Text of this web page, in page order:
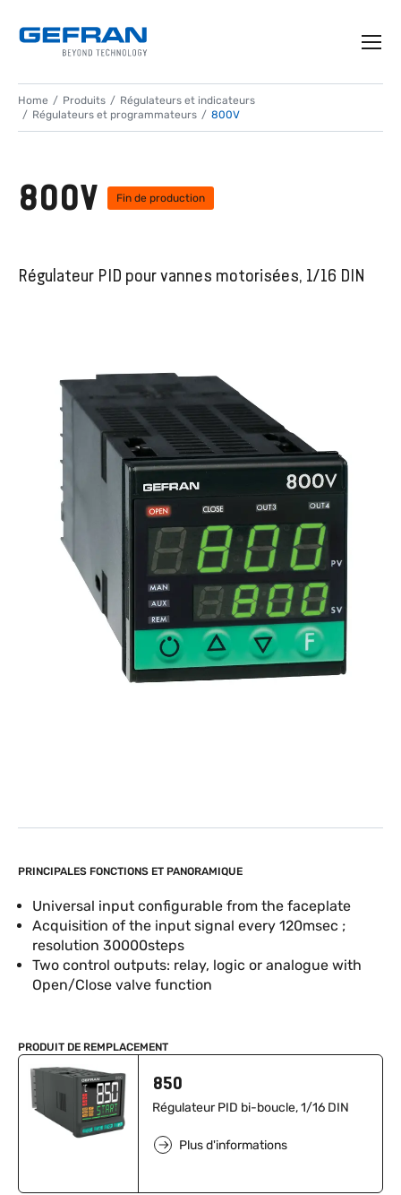
Home Produits
Régulateurs et indicateurs
Régulateurs et programmateurs
800V
800V Fin de production
Régulateur PID pour vannes motorisées, 1/16 DIN
PRINCIPALES FONCTIONS ET PANORAMIQUE
Universal input configurable from the faceplate
Acquisition of the input signal every 120msec ;
resolution 30000steps
Two control outputs: relay, logic or analogue with
Open/Close valve function
PRODUIT DE REMPLACEMENT
850
Régulateur PID bi-boucle, 1/16 DIN
Plus d'informations